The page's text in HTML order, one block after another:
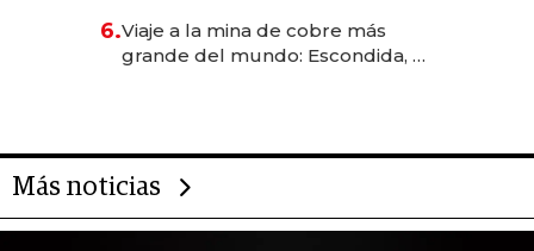
6.Viaje a la mina de cobre más
grande del mundo: Escondida, el
Más noticias